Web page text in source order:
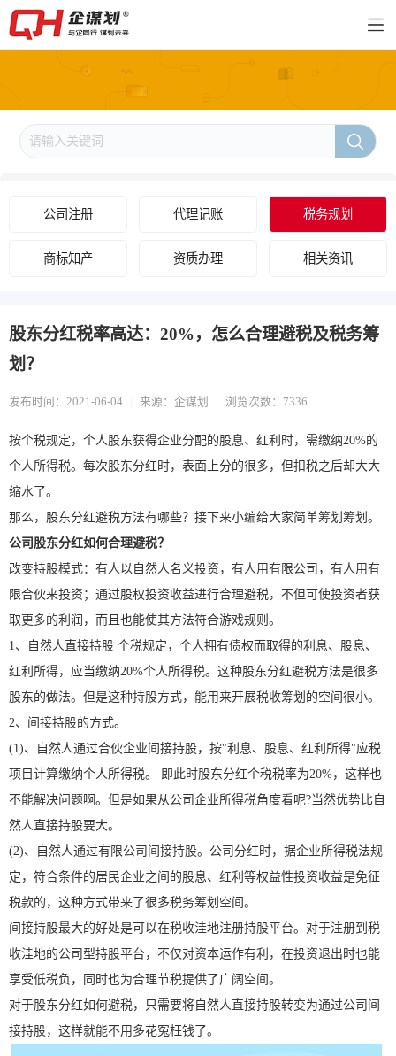
公司注册 代理记账 税务规划
商标知产 资质办理 相关资讯
股东分红税率高达：20%，怎么合理避税及税务筹
划？
发布时间：2021-06-04 来源：企谋划 浏览次数：7336
按个税规定，个人股东获得企业分配的股息、红利时，需缴纳20%的
个人所得税。每次股东分红时，表面上分的很多，但扣税之后却大大
缩水了。
那么，股东分红避税方法有哪些？接下来小编给大家简单筹划筹划。
公司股东分红如何合理避税？
改变持股模式：有人以自然人名义投资，有人用有限公司，有人用有
限合伙来投资；通过股权投资收益进行合理避税，不但可使投资者获
取更多的利润，而且也能使其方法符合游戏规则。
1、自然人直接持股 个税规定，个人拥有债权而取得的利息、股息、
红利所得，应当缴纳20%个人所得税。这种股东分红避税方法是很多
股东的做法。但是这种持股方式，能用来开展税收筹划的空间很小。
2、间接持股的方式。
(1)、自然人通过合伙企业间接持股，按"利息、股息、红利所得"应税
项目计算缴纳个人所得税。 即此时股东分红个税税率为20%，这样也
不能解决问题啊。但是如果从公司企业所得税角度看呢?当然优势比自
然人直接持股要大。
(2)、自然人通过有限公司间接持股。公司分红时，据企业所得税法规
定，符合条件的居民企业之间的股息、红利等权益性投资收益是免征
税款的，这种方式带来了很多税务筹划空间。
间接持股最大的好处是可以在税收洼地注册持股平台。对于注册到税
收洼地的公司型持股平台，不仅对资本运作有利，在投资退出时也能
享受低税负，同时也为合理节税提供了广阔空间。
对于股东分红如何避税，只需要将自然人直接持股转变为通过公司间
接持股，这样就能不用多花冤枉钱了。